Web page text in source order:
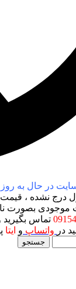
در حال به
موجودی بصورت
تماس بگیرید
در واتساپ و ایتا
جستجو